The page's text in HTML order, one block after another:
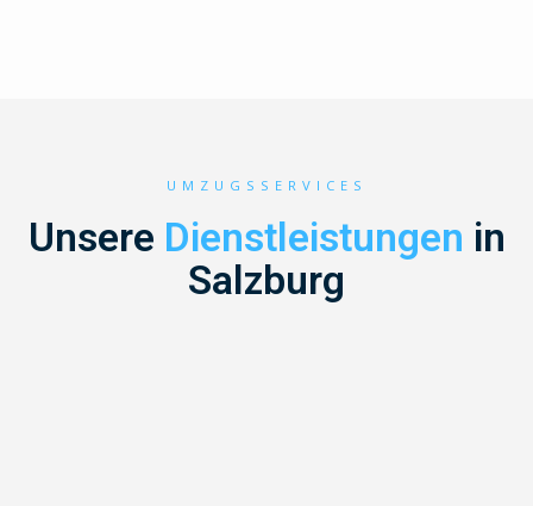
UMZUGSSERVICES
Unsere Dienstleistungen in
Salzburg